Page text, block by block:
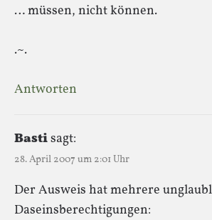
… müssen, nicht können.
.~.
Antworten
Bastisagt:
28. April 2007 um 2:01 Uhr
Der Ausweis hat mehrere
Daseinsberechtigungen: